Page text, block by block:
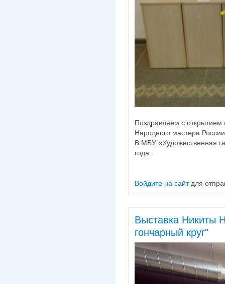
Поздравляем с открытием
Народного мастера
В МБУ «Художественная
года.
Войдите на сайтдля
Выставка Никиты
гончарный круг"